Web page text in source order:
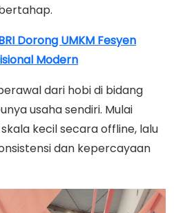
Dorong UMKM Fesyen
Modern
dari hobi di bidang
usaha sendiri. Mulai
kecil secara offline, lalu
dan kepercayaan